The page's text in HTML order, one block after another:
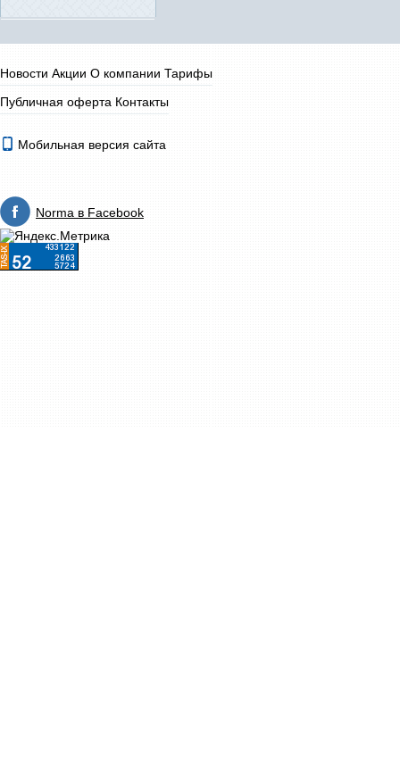
Новости Акции О компании Тарифы
Публичная оферта Контакты
Мобильная версия сайта
Norma в Facebook